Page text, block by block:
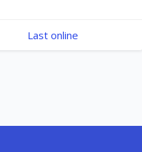
Last online